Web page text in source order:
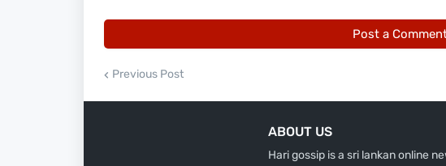
Post a
Previous Post
ABOUT US
Hari gossip is a sri lankan online